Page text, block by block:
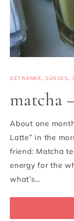
GETRÄNKE, SÜSSES ,
matcha
About one
Latte” in the
friend: Matcha
energy for the
what’s…